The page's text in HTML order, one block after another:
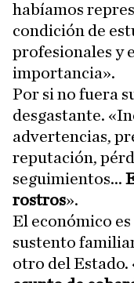
habíamos
condición de
profesionales y
importancia».
Por si no fuera
desgastante.
advertencias,
reputación,
seguimientos...
rostros».
El económico
sustento
otro del Estado.